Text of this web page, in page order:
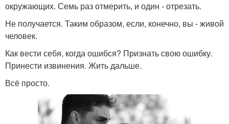
окружающих. Семь раз отмерить, и один - отрезать.
Не получается. Таким образом, если, конечно, вы - живой
человек.
Как вести себя, когда ошибся? Признать свою ошибку.
Принести извинения. Жить дальше.
Всё просто.